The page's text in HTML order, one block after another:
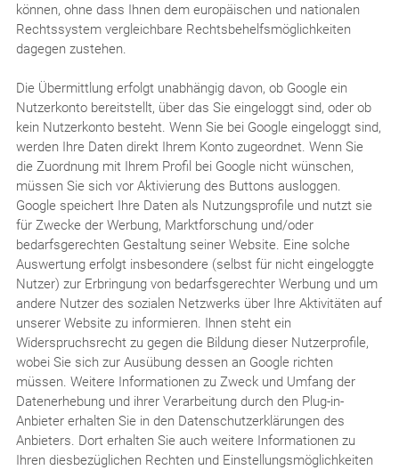
können, ohne dass Ihnen dem europäischen und nationalen
Rechtssystem vergleichbare Rechtsbehelfsmöglichkeiten
dagegen zustehen.
Die Übermittlung erfolgt unabhängig davon, ob Google ein
Nutzerkonto bereitstellt, über das Sie eingeloggt sind, oder ob
kein Nutzerkonto besteht. Wenn Sie bei Google eingeloggt sind,
werden Ihre Daten direkt Ihrem Konto zugeordnet. Wenn Sie
die Zuordnung mit Ihrem Profil bei Google nicht wünschen,
müssen Sie sich vor Aktivierung des Buttons ausloggen.
Google speichert Ihre Daten als Nutzungsprofile und nutzt sie
für Zwecke der Werbung, Marktforschung und/oder
bedarfsgerechten Gestaltung seiner Website. Eine solche
Auswertung erfolgt insbesondere (selbst für nicht eingeloggte
Nutzer) zur Erbringung von bedarfsgerechter Werbung und um
andere Nutzer des sozialen Netzwerks über Ihre Aktivitäten auf
unserer Website zu informieren. Ihnen steht ein
Widerspruchsrecht zu gegen die Bildung dieser Nutzerprofile,
wobei Sie sich zur Ausübung dessen an Google richten
müssen. Weitere Informationen zu Zweck und Umfang der
Datenerhebung und ihrer Verarbeitung durch den Plug-in-
Anbieter erhalten Sie in den Datenschutzerklärungen des
Anbieters. Dort erhalten Sie auch weitere Informationen zu
Ihren diesbezüglichen Rechten und Einstellungsmöglichkeiten